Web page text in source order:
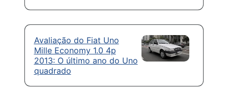
Avaliação do Fiat Uno
Mille Economy 1.0 4p
2013: O último ano do Uno
quadrado